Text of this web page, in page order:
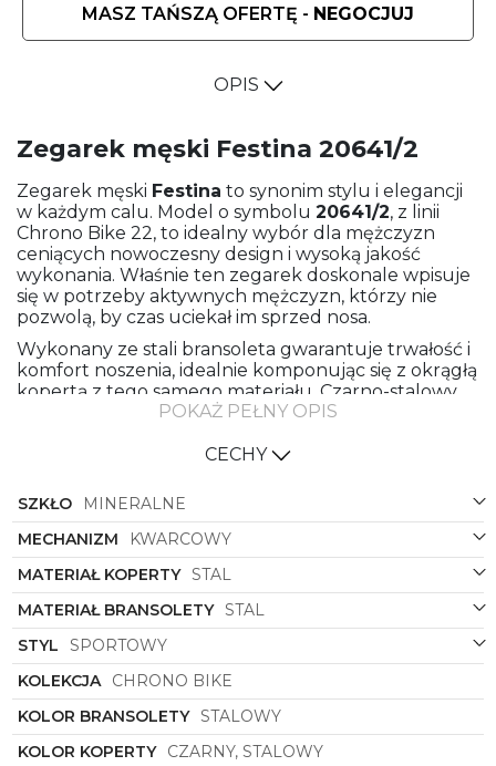
MASZ TAŃSZĄ OFERTĘ - NEGOCJUJ
OPIS
Zegarek męski Festina 20641/2
Zegarek męski Festina to synonim stylu i elegancji
w każdym calu. Model o symbolu 20641/2, z linii
Chrono Bike 22, to idealny wybór dla mężczyzn
ceniących nowoczesny design i wysoką jakość
wykonania. Właśnie ten zegarek doskonale wpisuje
się w potrzeby aktywnych mężczyzn, którzy nie
pozwolą, by czas uciekał im sprzed nosa.
Wykonany ze stali bransoleta gwarantuje trwałość i
komfort noszenia, idealnie komponując się z okrągłą
kopertą z tego samego materiału. Czarno-stalowy
kolor koperty nadaje zegarkowi wyjątkowego
stylistykę. Klasyczny granatowy (lub czarny) kolor
elegancji każdej stylizacji.
Zegarek posiada funkcje chronografu, co czyni go
nie tylko atrakcyjnym dodatkiem do codziennego
ubioru, ale także praktycznym narzędziem do
mierzenia czasu w codziennym życiu i podczas
aktywności sportowych. Jego sportowy charakter
doskonale współgra z nowoczesnym designem,
tworząc harmonijną całość, która spełni oczekiwania
nawet najbardziej wymagających klientów.
Założenie tego zegarka na nadgarstek to pewność,
że stawiasz na jakość, styl i funkcjonalność w
jednym. Jest to doskonały wybór dla mężczyzn,
POKAŻ PEŁNY OPIS
CECHY
SZKŁO
MINERALNE
MECHANIZM
KWARCOWY
MATERIAŁ KOPERTY STAL
MATERIAŁ BRANSOLETY STAL
STYL
SPORTOWY
KOLEKCJA CHRONO BIKE
KOLOR BRANSOLETY STALOWY
KOLOR KOPERTY CZARNY, STALOWY